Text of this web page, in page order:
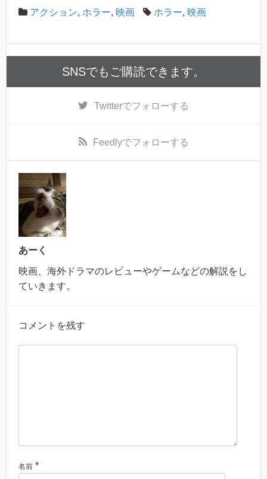
アクション, ホラー, 映画 ホラー, 映画
SNSでもご購読できます。
Twitterでフォローする
Feedlyでフォローする
あーく
映画、海外ドラマのレビューやゲームなどの解説をし
ていきます。
コメントを残す
名前 *